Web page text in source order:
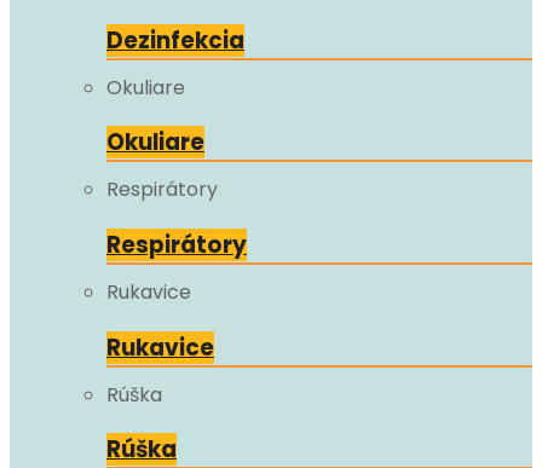
Dezinfekcia
Okuliare
Okuliare
Respirátory
Respirátory
Rukavice
Rukavice
Rúška
Rúška